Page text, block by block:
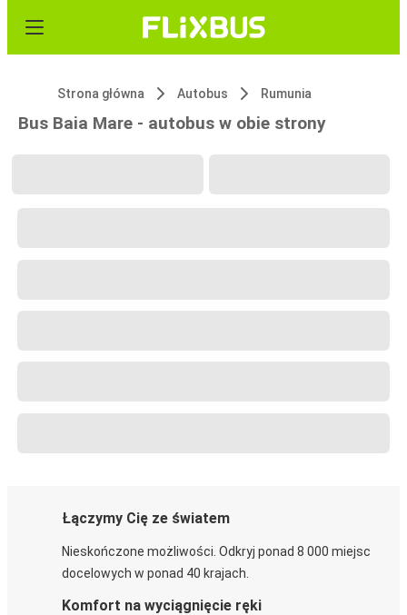
Strona główna Autobus Rumunia
Bus Baia Mare - autobus w obie strony
Łączymy Cię ze światem
Nieskończone możliwości. Odkryj ponad 8 000 miejsc
docelowych w ponad 40 krajach.
Komfort na wyciągnięcie ręki